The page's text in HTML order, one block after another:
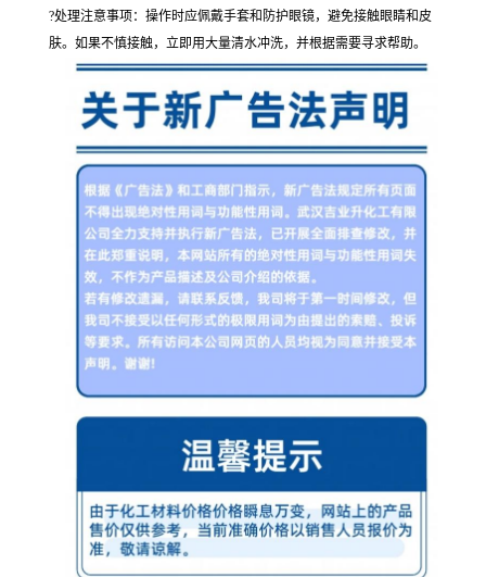
?处理注意事项：操作时应佩戴手套和防护眼镜，避免接触眼睛和皮
肤。如果不慎接触，立即用大量清水冲洗，并根据需要寻求帮助。